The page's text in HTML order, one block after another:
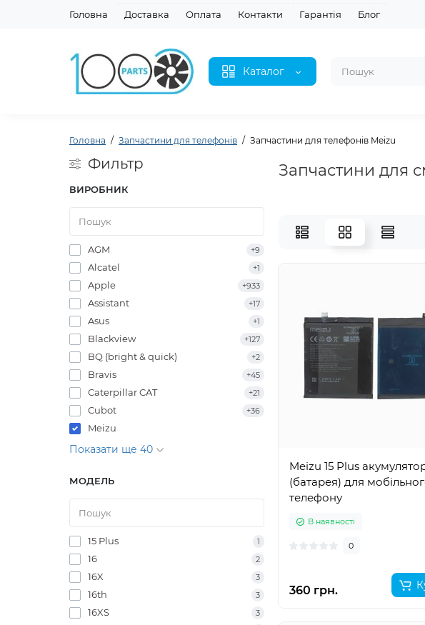
Головна Доставка Оплата Контакти Гарантія Блог
Каталог
Головна Запчастини для телефонів Запчастини для телефонів Meizu
Фильтр
ВИРОБНИК
AGM +9
Alcatel +1
Apple +933
Assistant +17
Asus +1
Blackview +127
BQ (bright & quick) +2
Bravis +45
Caterpillar CAT +21
Cubot +36
Meizu
Показати ще 40
МОДЕЛЬ
15 Plus 1
16 2
16X 3
16th 3
16XS 3
Запчастини для
Meizu 15 Plus
(батарея) для
телефону
В наявності
0
360 грн.